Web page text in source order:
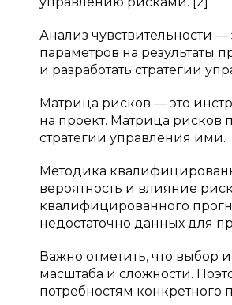
Анализ чувствительности
параметров на результаты
и разработать стратегии
Матрица рисков — это
на проект. Матрица рисков
стратегии управления ими.
Методика
вероятность и влияние
квалифицированного
недостаточно данных для
Важно отметить, что выбор
масштаба и сложности.
потребностям конкретного